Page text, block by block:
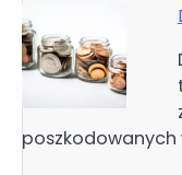
poszkodowanych